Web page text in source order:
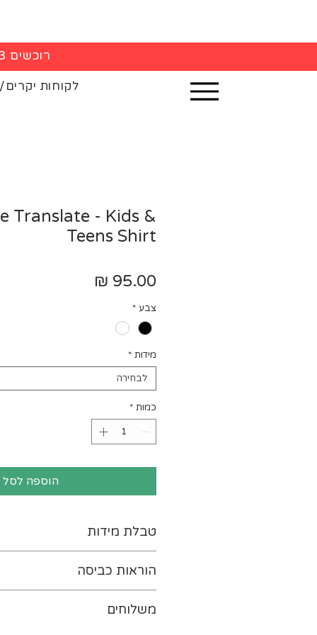
רוכשים 3 חולצות - 5% הנחה בקופה
לקוחות
Translate - Kids &
Teens Shirt
צבע *
מידות *
לבחירה
כמות *
הוספה לסל
טבלת מידות
הוראות כביסה
משלוחים